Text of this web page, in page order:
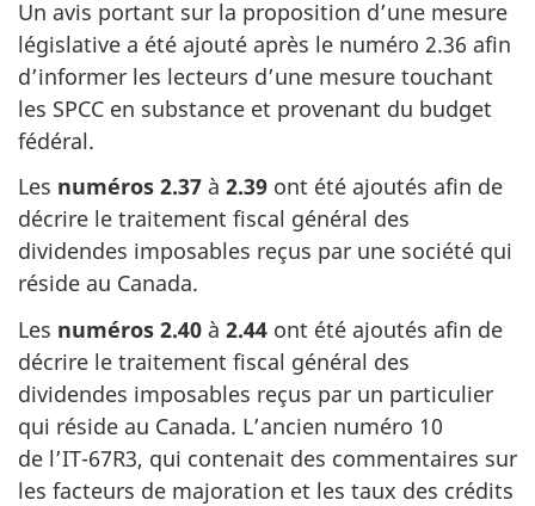
Un avis portant sur la proposition d’une mesure
législative a été ajouté après le numéro 2.36 afin
d’informer les lecteurs d’une mesure touchant
les SPCC en substance et provenant du budget
fédéral.
Les numéros 2.37 à 2.39 ont été ajoutés afin de
décrire le traitement fiscal général des
dividendes imposables reçus par une société qui
réside au Canada.
Les numéros 2.40 à 2.44 ont été ajoutés afin de
décrire le traitement fiscal général des
dividendes imposables reçus par un particulier
qui réside au Canada. L’ancien numéro 10
de l’IT-67R3, qui contenait des commentaires sur
les facteurs de majoration et les taux des crédits